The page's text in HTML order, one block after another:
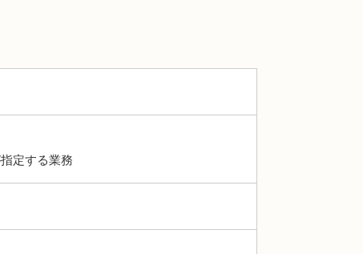
定する業務